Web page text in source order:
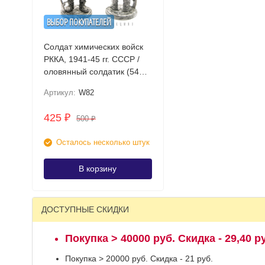
ВЫБОР ПОКУПАТЕЛЕЙ
Солдат химических войск
РККА, 1941-45 гг. СССР /
оловянный солдатик (54мм
Артикул: W82
425 ₽ 500₽
Осталось несколько штук
В корзину
ДОСТУПНЫЕ СКИДКИ
Покупка > 40000 руб. Скидка - 29,40
Покупка > 20000 руб. Скидка - 21 руб.